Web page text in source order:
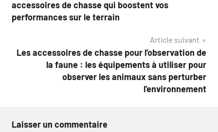
l’article
accessoires de chasse qui boostent vos
performances sur le terrain
Article suivant
Les accessoires de chasse pour l’observation de
la faune : les équipements à utiliser pour
observer les animaux sans perturber
l’environnement
Laisser un commentaire